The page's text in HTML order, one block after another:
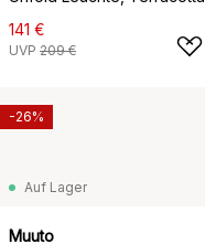
141 €
UVP 209 €
Auf Lager
Muuto
-26%